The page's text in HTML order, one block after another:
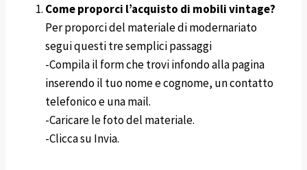
Come proporci l’acquisto di mobili vintage?
Per proporci del materiale di modernariato
segui questi tre semplici passaggi
-Compila il form che trovi infondo alla pagina
inserendo il tuo nome e cognome, un contatto
telefonico e una mail.
-Caricare le foto del materiale.
-Clicca su Invia.